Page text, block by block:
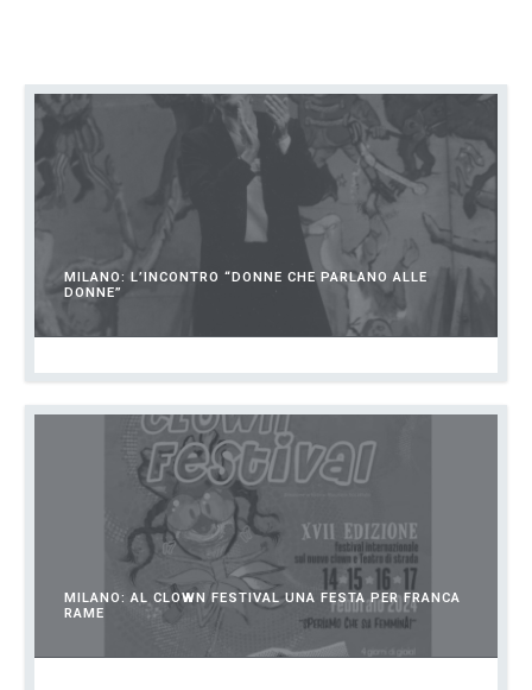
MILANO: L’INCONTRO “DONNE CHE PARLANO ALLE
DONNE”
MILANO: AL CLOWN FESTIVAL UNA FESTA PER FRANCA
RAME